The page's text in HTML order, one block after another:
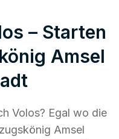
– Starten
Amsel
Volos? Egal wo die
Amsel